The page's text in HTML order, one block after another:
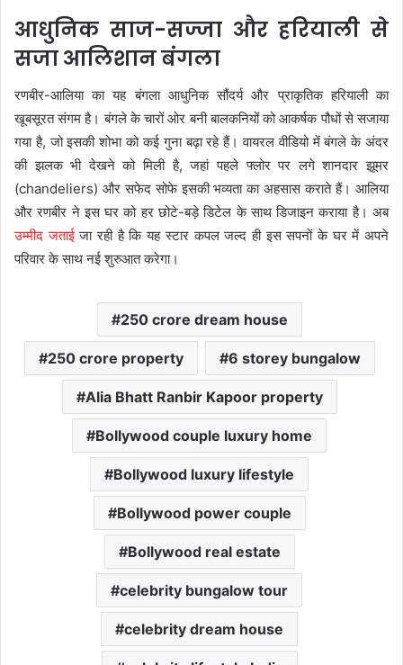
आधुनिक साज-सज्जा और हरियाली से
सजा आलिशान बंगला
रणबीर-आलिया का यह बंगला आधुनिक सौंदर्य और प्राकृतिक हरियाली का
खूबसूरत संगम है। बंगले के चारों ओर बनी बालकनियों को आकर्षक पौधों से सजाया
गया है, जो इसकी शोभा को कई गुना बढ़ा रहे हैं। वायरल वीडियो में बंगले के अंदर
की झलक भी देखने को मिली है, जहां पहले फ्लोर पर लगे शानदार झूमर
(chandeliers) और सफेद सोफे इसकी भव्यता का अहसास कराते हैं। आलिया
और रणबीर ने इस घर को हर छोटे-बड़े डिटेल के साथ डिजाइन कराया है। अब
उम्मीद जताईजा रही है कि यह स्टार कपल जल्द ही इस सपनों के घर में अपने
परिवार के साथ नई शुरुआत करेगा।
250 crore dream house
250 crore property 6 storey bungalow
Alia Bhatt Ranbir Kapoor property
Bollywood couple luxury home
Bollywood luxury lifestyle
Bollywood power couple
Bollywood real estate
celebrity bungalow tour
celebrity dream house